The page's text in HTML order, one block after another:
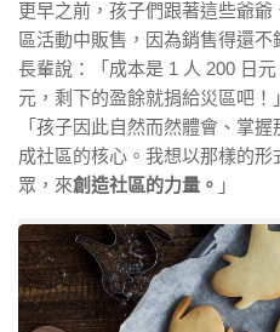
更早之前，孩子們跟著這些爺
區活動中販售，因為銷售得還不
長輩說：「成本是 1 人 200 日
元，剩下的盈餘就捐給災區吧！
「孩子因此自然而然體會、掌
成社區的核心。我想以那樣的
眾，來創造社區的力量。 」